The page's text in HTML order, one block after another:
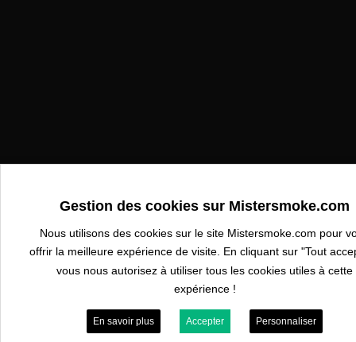
Gestion des cookies sur Mistersmoke.com
Nous utilisons des cookies sur le site Mistersmoke.com pour
offrir la meilleure expérience de visite. En cliquant sur "Tout
vous nous autorisez à utiliser tous les cookies utiles à cette
expérience !
En savoir plus Accepter Personnaliser